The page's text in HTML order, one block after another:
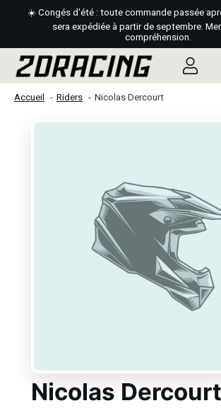
☀️ Congés d'été : toute commande passée
sera expédiée à partir de septembre.
compréhension.
Accueil Riders Nicolas Dercourt
Nicolas Dercourt